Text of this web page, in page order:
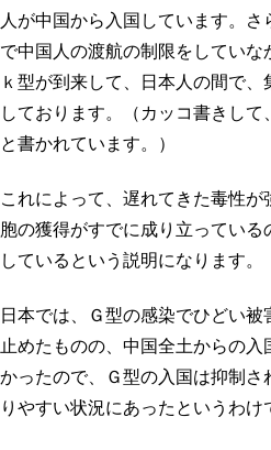
人が中国から入国しています。さ
で中国人の渡航の制限をしていな
ｋ型が到来して、日本人の間で
しております。（カッコ書きし
と書かれています。）
これによって、遅れてきた毒性
胞の獲得がすでに成り立ってい
しているという説明になります。
日本では、Ｇ型の感染でひどい
止めたものの、中国全土からの
かったので、Ｇ型の入国は抑制
りやすい状況にあったというわけ